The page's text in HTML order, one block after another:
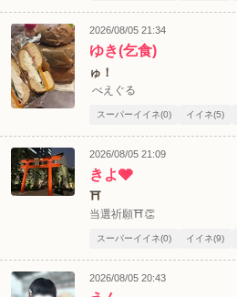
2026/08/05 21:34
ゆき(乞食)
ゅ！
べえぐる
スーパーイイネ(0) イイネ(5)
2026/08/05 21:09
きよ🩶
⛩️
当選祈願⛩️👏
スーパーイイネ(0) イイネ(9)
2026/08/05 20:43